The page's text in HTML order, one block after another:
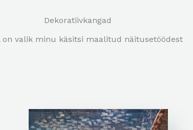
Dekoratiivkangad
on valik minu käsitsi maalitud näitusetöödest